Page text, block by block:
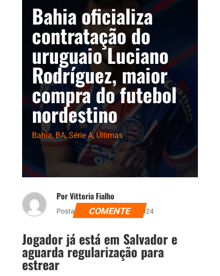
Bahia oficializa
contratação do
uruguaio Luciano
Rodríguez, maior
compra do futebol
nordestino
Bahia, BA,Série A, Últimas
Por Vittoria Fialho
Postado dia 26 de julho de 2024
COMENTE
Jogador já está em Salvador e
aguarda regularização para
estrear